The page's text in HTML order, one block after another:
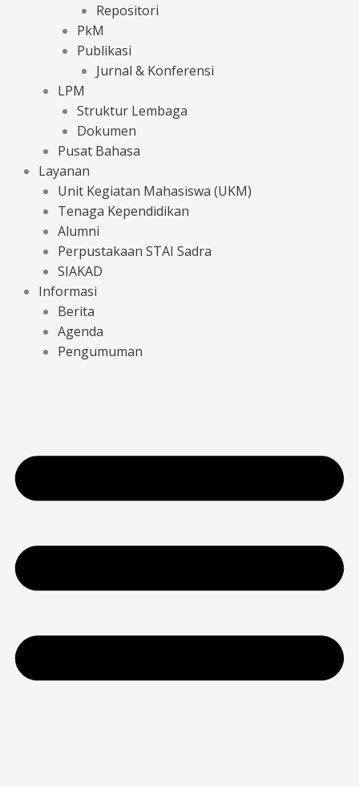
Repositori
PkM
Publikasi
Jurnal & Konferensi
LPM
Struktur Lembaga
Dokumen
Pusat Bahasa
Layanan
Unit Kegiatan Mahasiswa (UKM)
Tenaga Kependidikan
Alumni
Perpustakaan STAI Sadra
SIAKAD
Informasi
Berita
Agenda
Pengumuman